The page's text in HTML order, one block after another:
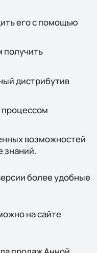
его с помощью
получить
дистрибутив
процессом
возможностей
знаний.
более удобные
на сайте